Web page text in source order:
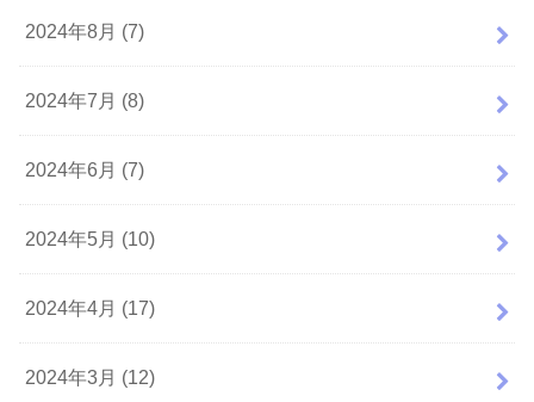
2024年8月 (7)
2024年7月 (8)
2024年6月 (7)
2024年5月 (10)
2024年4月 (17)
2024年3月 (12)